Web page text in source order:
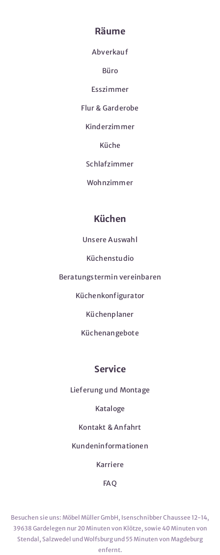
Räume
Abverkauf
Büro
Esszimmer
Flur & Garderobe
Kinderzimmer
Küche
Schlafzimmer
Wohnzimmer
Küchen
Unsere Auswahl
Küchenstudio
Beratungstermin vereinbaren
Küchenkonfigurator
Küchenplaner
Küchenangebote
Service
Lieferung und Montage
Kataloge
Kontakt & Anfahrt
Kundeninformationen
Karriere
FAQ
Besuchen sie uns: Möbel Müller GmbH, Isenschnibber Chaussee 12-14,
39638 Gardelegen nur 20 Minuten von Klötze, sowie 40 Minuten von
Stendal, Salzwedel und Wolfsburg und 55 Minuten von Magdeburg
enfernt.